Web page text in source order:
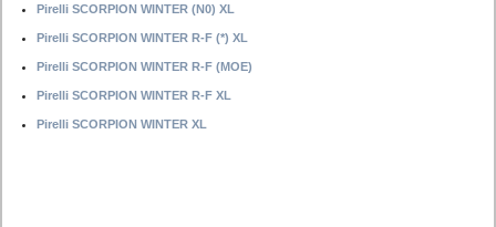
Pirelli SCORPION WINTER (N0) XL
Pirelli SCORPION WINTER R-F (*) XL
Pirelli SCORPION WINTER R-F (MOE)
Pirelli SCORPION WINTER R-F XL
Pirelli SCORPION WINTER XL